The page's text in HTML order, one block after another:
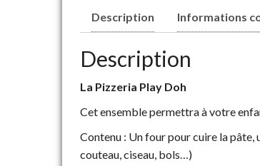
Description Informations
Description
La Pizzeria Play Doh
Cet ensemble permettra à votre
Contenu : Un four pour cuire la
couteau, ciseau, bols…)